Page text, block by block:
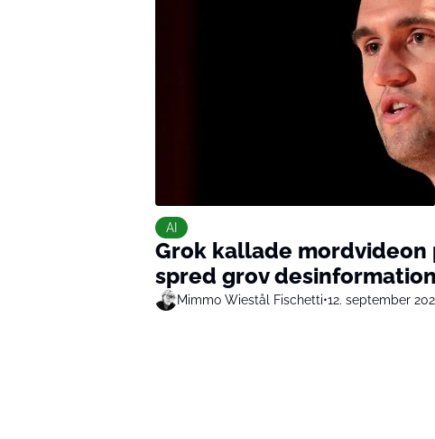
AI
Grok kallade mordvideon
spred grov desinformation
Mimmo Wiestål Fischetti•12. september